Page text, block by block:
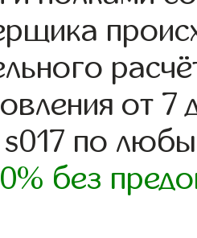
от 7
s017 по
без